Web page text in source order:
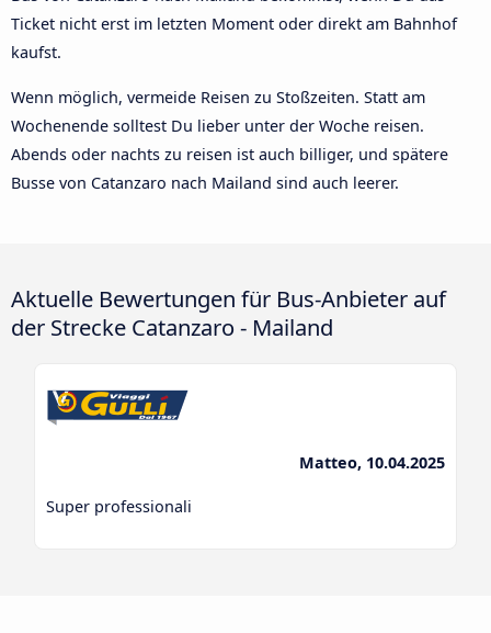
Ticket nicht erst im letzten Moment oder direkt am Bahnhof
kaufst.
Wenn möglich, vermeide Reisen zu Stoßzeiten. Statt am
Wochenende solltest Du lieber unter der Woche reisen.
Abends oder nachts zu reisen ist auch billiger, und spätere
Busse von Catanzaro nach Mailand sind auch leerer.
Aktuelle Bewertungen für Bus-Anbieter auf
der Strecke Catanzaro - Mailand
Matteo, 10.04.2025
Super professionali